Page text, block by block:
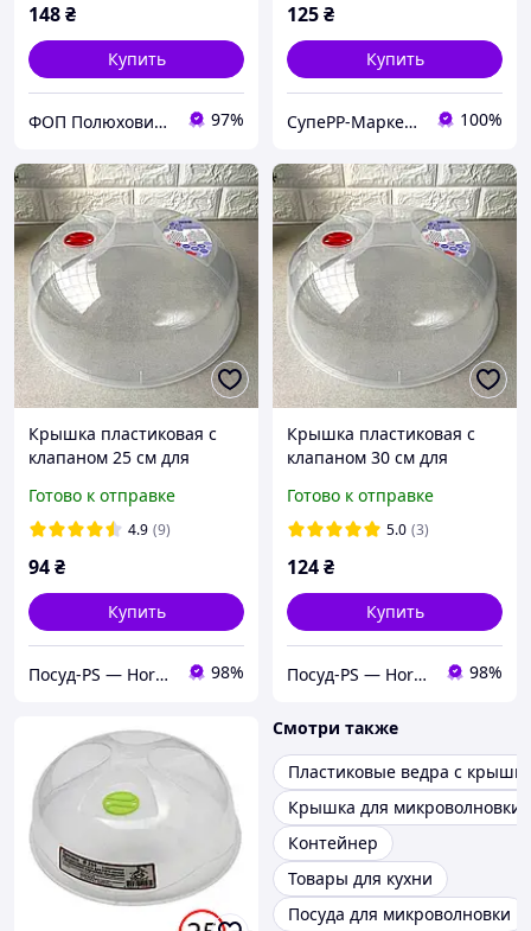
148₴
Купить
ФОП Полюхович Л.Г. 97%
125₴
Купить
СупеРР-Маркет Корисних Товарів 100%
Крышка пластиковая с
клапаном 25 см для
Готово к отправке
4.9 (9)
94₴
Купить
Посуд-PS — Horeca Посуда Подарки 98%
Крышка пластиковая с
клапаном 30 см для
Готово к отправке
5.0 (3)
124₴
Купить
Посуд-PS — Horeca Посуда Подарки 98%
Смотри также
Пластиковые ведра с
Крышка для микроволновки
Контейнер
Товары для кухни
Посуда для микроволновки